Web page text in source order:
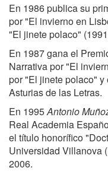
En 1986 publica su
por "El invierno en
"El jinete polaco"
En 1987 gana el
Narrativa por "El
por "El jinete polaco"
Asturias de las Letras.
En 1995Antonio
Real Academia
el título honorífico
Universidad Villanova
2006.